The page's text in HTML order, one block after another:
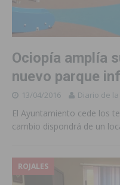
Ociopía amplía
nuevo parque
13/04/2016 Diario de
El Ayuntamiento cede los
cambio dispondrá de un
ROJALES